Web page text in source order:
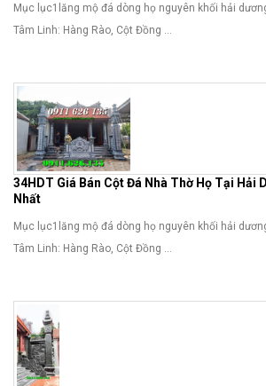
Mục lục1lăng mộ đá dòng họ nguyên khối hải
Tâm Linh: Hàng Rào, Cột Đồng ...
34HDT Giá Bán Cột Đá Nhà Thờ Họ Tại Hải
Nhất
Mục lục1lăng mộ đá dòng họ nguyên khối hải
Tâm Linh: Hàng Rào, Cột Đồng ...